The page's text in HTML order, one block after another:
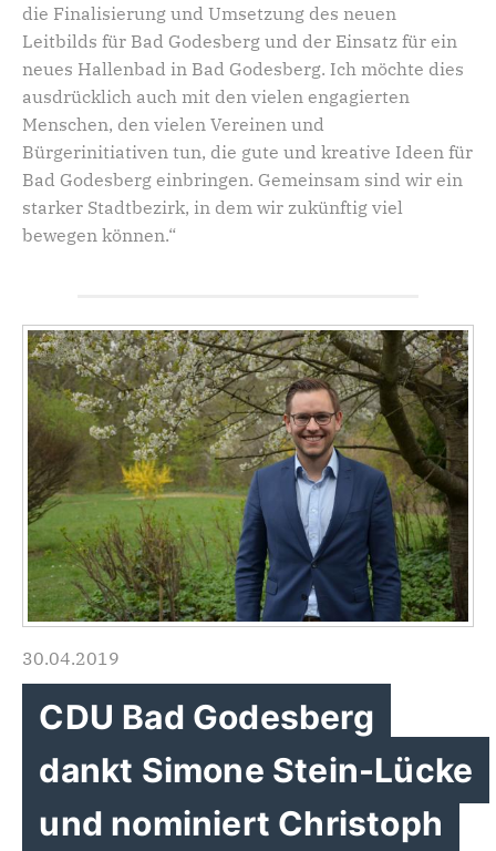
die Finalisierung und Umsetzung des neuen
Leitbilds für Bad Godesberg und der Einsatz für ein
neues Hallenbad in Bad Godesberg. Ich möchte dies
ausdrücklich auch mit den vielen engagierten
Menschen, den vielen Vereinen und
Bürgerinitiativen tun, die gute und kreative Ideen für
Bad Godesberg einbringen. Gemeinsam sind wir ein
starker Stadtbezirk, in dem wir zukünftig viel
bewegen können.“
30.04.2019
CDU Bad Godesberg
dankt Simone Stein-Lücke
und nominiert Christoph